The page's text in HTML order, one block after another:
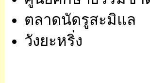
ตลาดนัดรูสะมิแล
วังยะหริ่ง